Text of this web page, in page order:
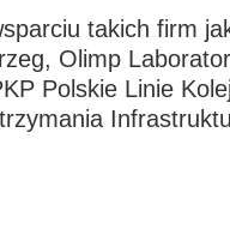
takich firm
Olimp
Polskie Linie